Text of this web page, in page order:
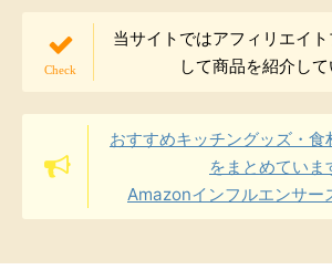
当サイトではアフィリエイ
して商品を紹介して
おすすめキッチングッズ・
をまとめていま
Amazonインフルエンサー